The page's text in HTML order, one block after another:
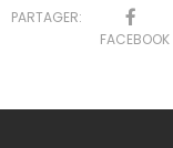
PARTAGER:
FACEBOOK